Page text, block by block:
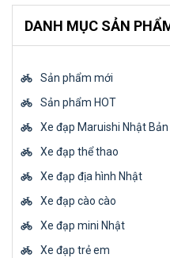
DANH MỤC SẢN
Sản phẩm mới
Sản phẩm HOT
Xe đạp Maruishi Nhật Bản
Xe đạp thể thao
Xe đạp địa hình Nhật
Xe đạp cào cào
Xe đạp mini Nhật
Xe đạp trẻ em